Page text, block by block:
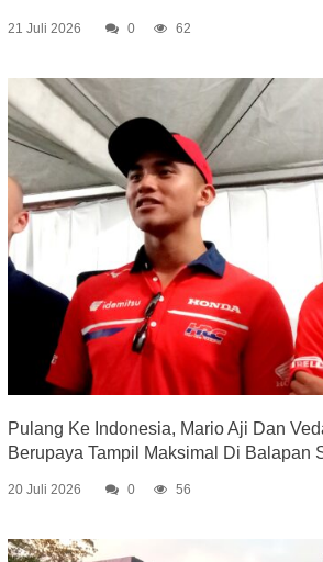
21 Juli 2026 0 62
Pulang Ke Indonesia, Mario Aji Dan
Berupaya Tampil Maksimal Di Balapan
20 Juli 2026 0 56